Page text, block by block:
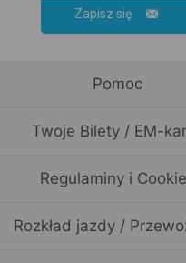
Zapisz się
Pomoc
Twoje Bilety / EM-
Regulaminy i
Rozkład jazdy /